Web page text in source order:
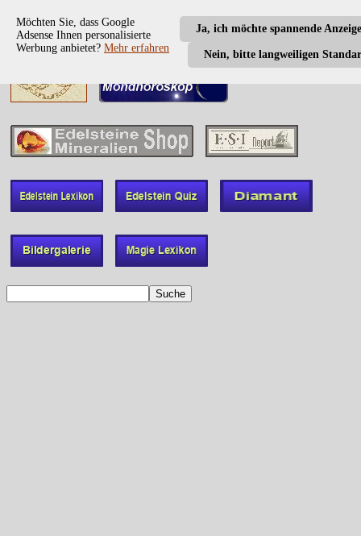
Ja, ich möchte spannende
Nein, bitte langweiligen
Möchten Sie, dass Google
Adsense Ihnen personalisierte
Werbung anbietet? Mehr erfahren